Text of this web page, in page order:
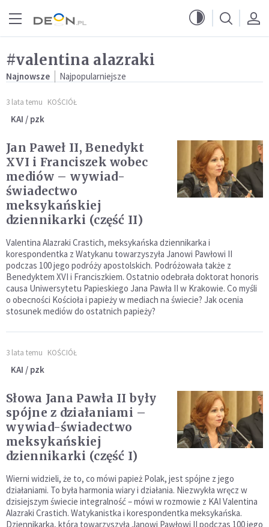
#valentina alazraki
Najnowsze Najpopularniejsze
3 lata temu KOŚCIÓŁ
KAI / pzk
Jan Paweł II, Benedykt
XVI i Franciszek wobec
mediów – wywiad-
świadectwo
meksykańskiej
dziennikarki (część II)
Valentina Alazraki Crastich, meksykańska dziennikarka i
korespondentka z Watykanu towarzyszyła Janowi Pawłowi II
podczas 100 jego podróży apostolskich. Podróżowała także z
Benedyktem XVI i Franciszkiem. Ostatnio odebrała doktorat honoris
causa Uniwersytetu Papieskiego Jana Pawła II w Krakowie. Co myśli
o obecności Kościoła i papieży w mediach na świecie? Jak ocenia
stosunek mediów do ostatnich papieży?
3 lata temu KOŚCIÓŁ
KAI / pzk
Słowa Jana Pawła II były
spójne z działaniami –
wywiad-świadectwo
meksykańskiej
dziennikarki (część I)
Wierni widzieli, że to, co mówi papież Polak, jest spójne z jego
działaniami. To była harmonia wiary i działania. Niezwykła wręcz w
dzisiejszym świecie integralność – mówi w rozmowie z KAI Valentina
Alazraki Crastich. Watykanistka i korespondentka meksykańska.
Dziennikarka, która towarzyszyła Janowi Pawłowi II podczas 100 jego